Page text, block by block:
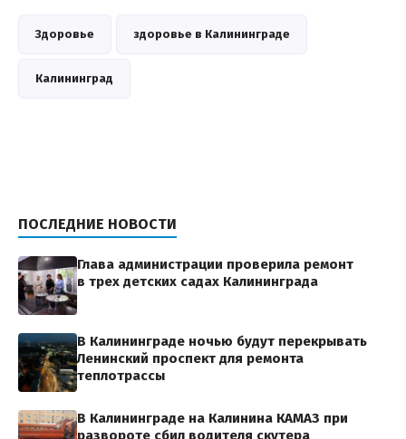
Здоровье здоровье в Калининграде
Калининград
ПОСЛЕДНИЕ НОВОСТИ
Глава администрации проверила ремонт
в трех детских садах Калининграда
В Калининграде ночью будут перекрывать
Ленинский проспект для ремонта
теплотрассы
В Калининграде на Калинина КАМАЗ при